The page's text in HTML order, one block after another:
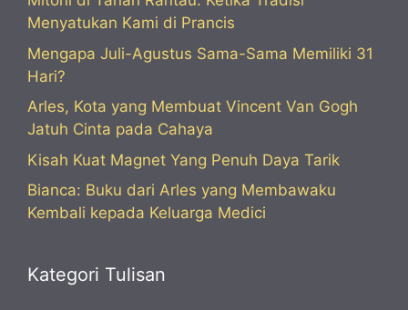
Menyatukan Kami di Prancis
Mengapa Juli-Agustus Sama-Sama Memiliki 31
Hari?
Arles, Kota yang Membuat Vincent Van Gogh
Jatuh Cinta pada Cahaya
Kisah Kuat Magnet Yang Penuh Daya Tarik
Bianca: Buku dari Arles yang Membawaku
Kembali kepada Keluarga Medici
Kategori Tulisan